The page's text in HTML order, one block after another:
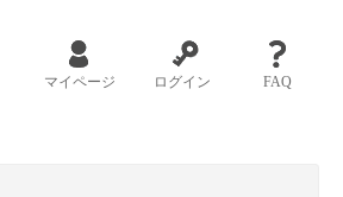
マイページ ログイン FAQ